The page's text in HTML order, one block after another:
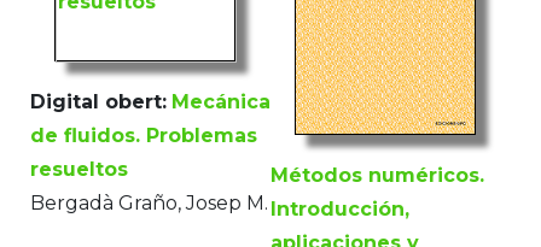
Digital obert: Mecánica
de fluidos. Problemas
resueltos
Bergadà Graño, Josep M.
Métodos numéricos.
Introducción,